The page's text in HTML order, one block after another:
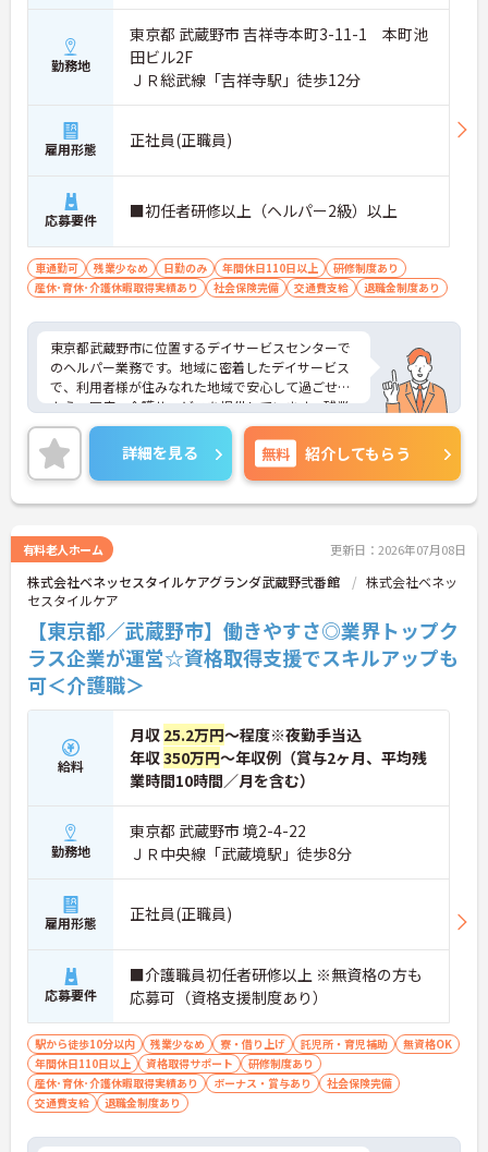
勤務地
東京都 武蔵野市 吉祥寺本町3-11-1 本町池
田ビル2F
ＪＲ総武線「吉祥寺駅」徒歩12分
雇用形態 正社員(正職員)
応募要件 ■初任者研修以上（ヘルパー2級）以上
車通勤可 残業少なめ 日勤のみ 年間休日110日以上
研修制度あり
産休･育休･介護休暇取得実績あり
社会保険完備 交通費支給 退職金制度あり
東京都武蔵野市に位置するデイサービスセンターで
のヘルパー業務です。地域に密着したデイサービス
で、利用者様が住みなれた地域で安心して過ごせる
よう、医療・介護サービスを提供しています。残業
はほぼなく、お休みも日曜日固定休みなのでライ
フ・ワーク・バランスを大切にしたい方にもおすす
めです。ご興味のある方はぜひお気軽にお問い合わ
せください。
詳細を見る 無料 紹介してもらう
有料老人ホーム 更新日：2026年07月08日
株式会社ベネッセスタイルケアグランダ武蔵野弐番館
株式会社ベネッ
セスタイルケア
【東京都／武蔵野市】働きやすさ◎業界トップク
ラス企業が運営☆資格取得支援でスキルアップも
可＜介護職＞
給料
月収 25.2万円～程度※夜勤手当込
年収350万円～年収例（賞与2ヶ月、平均残
業時間10時間／月を含む）
勤務地
東京都 武蔵野市 境2-4-22
ＪＲ中央線「武蔵境駅」徒歩8分
雇用形態 正社員(正職員)
応募要件
■介護職員初任者研修以上 ※無資格の方も
応募可（資格支援制度あり）
駅から徒歩10分以内 残業少なめ 寮・借り上げ 託児所・育児補助
無資格OK
年間休日110日以上
資格取得サポート
研修制度あり
産休･育休･介護休暇取得実績あり
ボーナス・賞与あり
社会保険完備
交通費支給
退職金制度あり